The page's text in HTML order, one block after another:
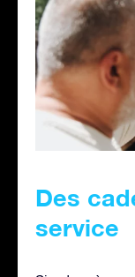
Des
service